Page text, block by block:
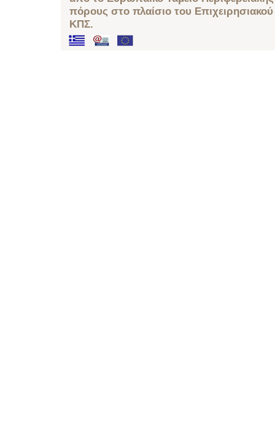
πόρους στο πλαίσιο του
ΚΠΣ.